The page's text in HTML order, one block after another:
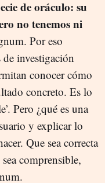
de oráculo: su
no tenemos ni
Por eso
investigación
conocer cómo
concreto. Es lo
Pero ¿qué es una
y explicar lo
Que sea correcta
comprensible,